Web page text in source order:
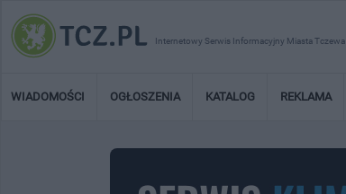
Internetowy Serwis Informacyjny Miasta Tczewa
WIADOMOŚCI OGŁOSZENIA KATALOG REKLAMA